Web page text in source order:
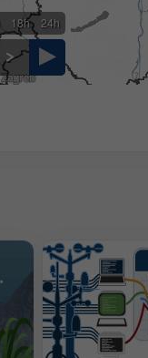
18h 24h